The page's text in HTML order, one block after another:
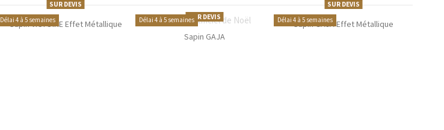
Délai 4 à 5 semaines
SUR DEVIS
Sapin VICTOIRE Effet Métallique Délai 4 à 5 semainesSUR DEVIS
Sapin GAJA
Délai 4 à 5 semaines
SUR DEVIS
Sapin GAJA Effet Métallique